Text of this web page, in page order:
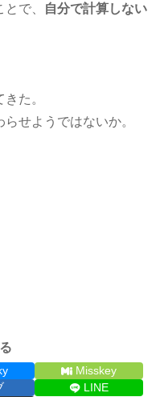
で、
自分で計算しない
た。
せようではないか。​​​​​​​​​​​​​
Misskey
LINE